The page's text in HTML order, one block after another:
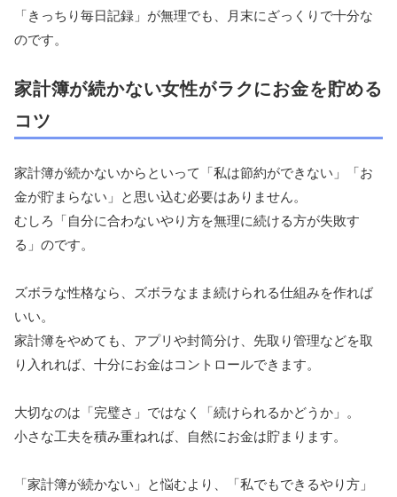
「きっちり毎日記録」が無理でも、月末にざっくりで十分な
のです。
家計簿が続かない女性がラクにお金を貯める
コツ
家計簿が続かないからといって「私は節約ができない」「お
金が貯まらない」と思い込む必要はありません。
むしろ「自分に合わないやり方を無理に続ける方が失敗す
る」のです。
ズボラな性格なら、ズボラなまま続けられる仕組みを作れば
いい。
家計簿をやめても、アプリや封筒分け、先取り管理などを取
り入れれば、十分にお金はコントロールできます。
大切なのは「完璧さ」ではなく「続けられるかどうか」。
小さな工夫を積み重ねれば、自然にお金は貯まります。
「家計簿が続かない」と悩むより、「私でもできるやり方」